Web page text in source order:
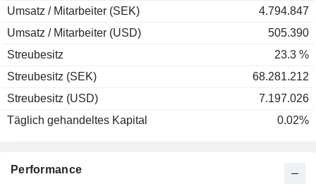
Performance
Umsatz / Mitarbeiter (SEK)
4.794.847
Umsatz / Mitarbeiter (USD)
505.390
Streubesitz
23.3 %
Streubesitz (SEK)
68.281.212
Streubesitz (USD)
7.197.026
Täglich gehandeltes Kapital
0.02%